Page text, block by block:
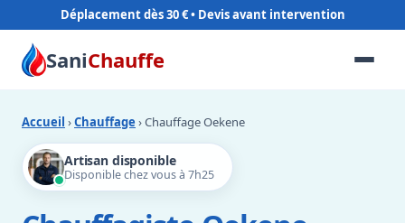
Déplacement dès 30 €
SaniChauffe
Accueil ›Chauffage › Chauffage Oekene
Artisan disponible
Disponible chez vous à 7h25